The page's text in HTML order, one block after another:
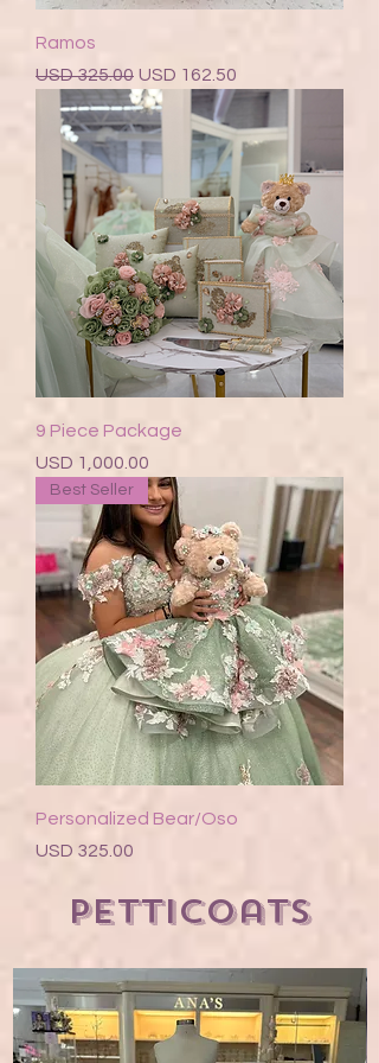
Ramos
Precio
USD 325.00 Precio de oferta
USD 162.50
9 Piece Package
Precio
USD 1,000.00
Best Seller
Personalized Bear/Oso
Precio
USD 325.00
Petticoats